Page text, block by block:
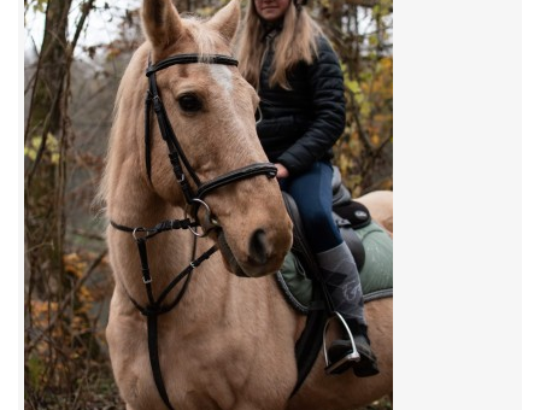
JARNÍ BRIGÁDA 20.5.2023
DNE 17.11.2023 KROUŽEK JEZDECTVÍ NENÍ
DĚKUJEME MĚSTU RYCHVALD ZA DOTACI V ROCE 2023
NABÍZÍME BRIGÁDU U NÁS VE STÁJI. PRO BLIŽŠÍ INFO
VOLEJTE 604265192
DĚKUJEME ZA PODPORU ČESKÉ UNIÍ SPORTU